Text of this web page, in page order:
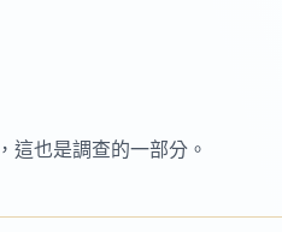
這也是調查的一部分。